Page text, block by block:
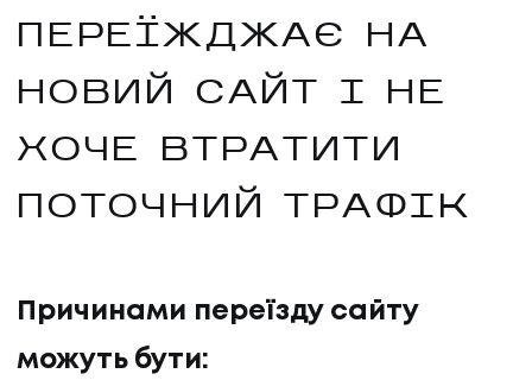
ПЕРЕЇЖДЖАЄ НА
НОВИЙ САЙТ І НЕ
ХОЧЕ ВТРАТИТИ
ПОТОЧНИЙ ТРАФІК
Причинами переїзду сайту
можуть бути: